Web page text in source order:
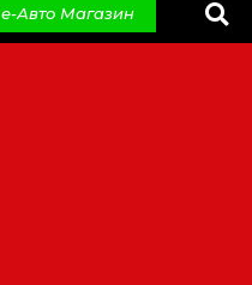
е-Авто Магазин